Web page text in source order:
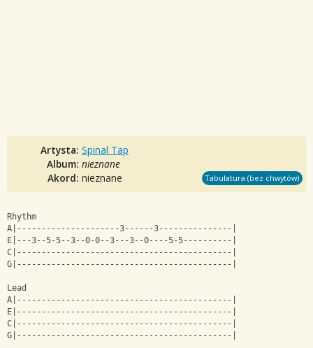
Artysta: Spinal Tap
Album: nieznane
Akord: nieznane Tabulatura (bez chwytów)
Rhythm
A|---------------------3------3---------------|
E|---3--5-5--3--0-0--3---3--0----5-5----------|
C|--------------------------------------------|
G|--------------------------------------------|
Lead
A|--------------------------------------------|
E|--------------------------------------------|
C|--------------------------------------------|
G|--------------------------------------------|